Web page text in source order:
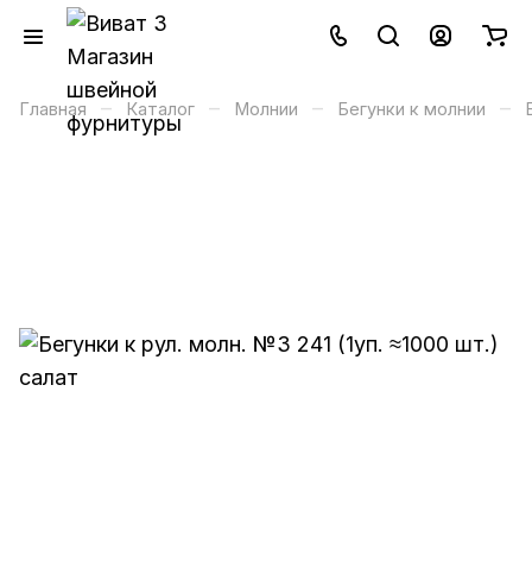
Главная – Каталог – Молнии – Бегунки к молнии –